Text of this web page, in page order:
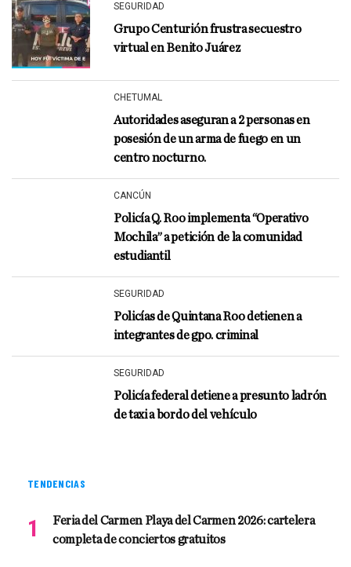
SEGURIDAD
Grupo Centurión frustra secuestro
virtual en Benito Juárez
CHETUMAL
Autoridades aseguran a 2 personas en
posesión de un arma de fuego en un
centro nocturno.
CANCÚN
Policía Q. Roo implementa “Operativo
Mochila” a petición de la comunidad
estudiantil
SEGURIDAD
Policías de Quintana Roo detienen a
integrantes de gpo. criminal
SEGURIDAD
Policía federal detiene a presunto ladrón
de taxi a bordo del vehículo
TENDENCIAS
Feria del Carmen Playa del Carmen 2026: cartelera
completa de conciertos gratuitos